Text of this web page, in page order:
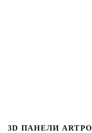
3D ПАНЕЛИ